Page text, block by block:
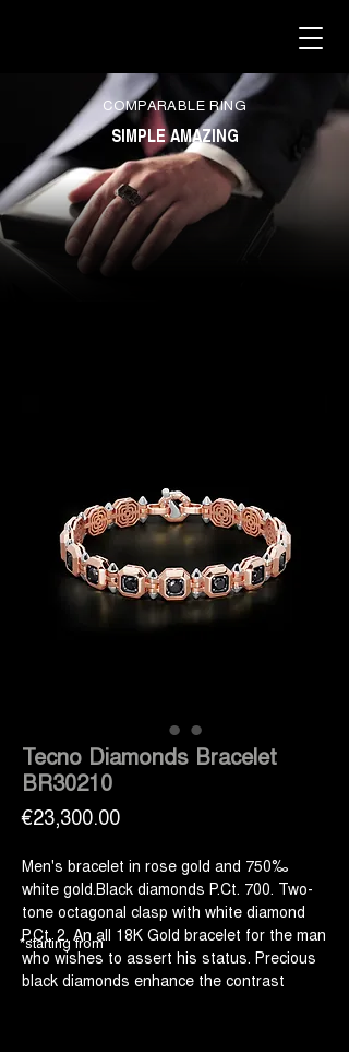
COMPARABLE RING
SIMPLE AMAZING
Tecno Diamonds Bracelet
BR30210
€23,300.00Price
Men's bracelet in rose gold and 750‰
white gold.Black diamonds P.Ct. 700. Two-
tone octagonal clasp with white diamond
P.Ct. 2. An all 18K Gold bracelet for the man
who wishes to assert his status. Precious
black diamonds enhance the contrast
*starting from